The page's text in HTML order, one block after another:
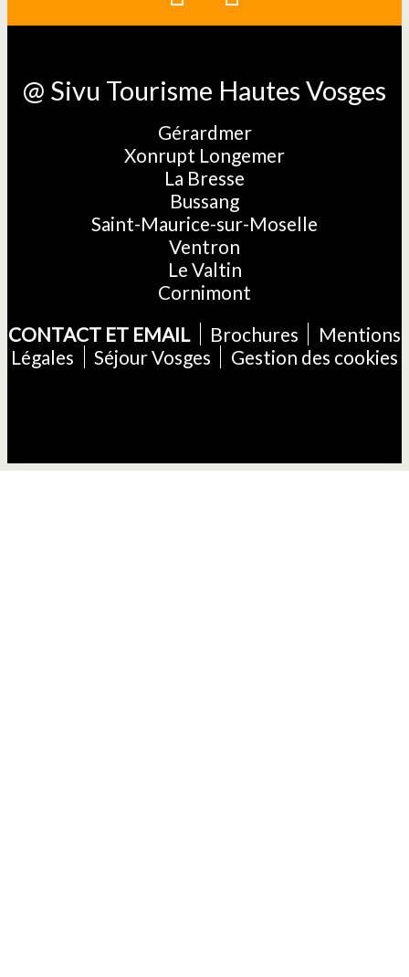
@ Sivu Tourisme Hautes Vosges
Gérardmer
Xonrupt Longemer
La Bresse
Bussang
Saint-Maurice-sur-Moselle
Ventron
Le Valtin
Cornimont
CONTACT ET EMAIL
Brochures
Mentions
Légales
Séjour Vosges Gestion des cookies